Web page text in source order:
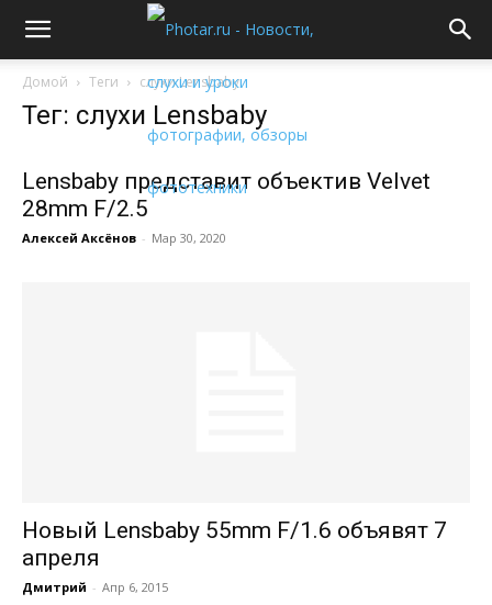
Домой Теги слухи Lensbaby
Тег: слухи Lensbaby
Lensbaby представит объектив Velvet
28mm F/2.5
Алексей Аксёнов - Мар 30, 2020
Новый Lensbaby 55mm F/1.6 объявят 7
апреля
Дмитрий - Апр 6, 2015